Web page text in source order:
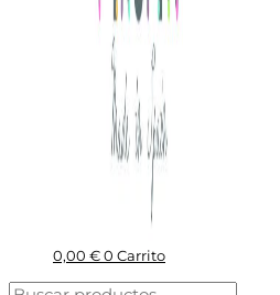
0,00 € 0 Carrito